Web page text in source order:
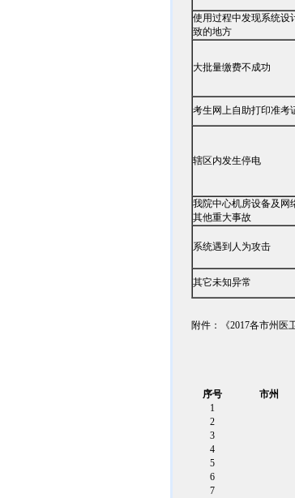
使用过程中发现系统设
致的地方
大批量缴费不成功
考生网上自助打印准考
辖区内发生停电
我院中心机房设备及网
其他重大事故
系统遇到人为攻击
其它未知异常
附件：《2017各市州医
序号
市州
1
2
3
4
5
6
7